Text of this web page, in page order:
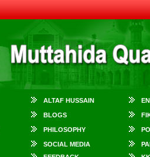
ALTAF HUSSAIN
BLOGS
PHILOSOPHY
SOCIAL MEDIA